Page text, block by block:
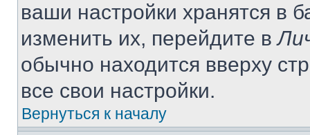
ваши настройки хранятся в
изменить их, перейдите в
обычно находится вверху
все свои настройки.
Вернуться к началу